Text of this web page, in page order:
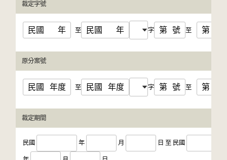
裁定字號
民國 年 至 民國 年 字 第 號 至 第
原分案號
民國 年度 至 民國 年度 字 第 號 至 第
裁定期間
民國 年 月 日 至 民國